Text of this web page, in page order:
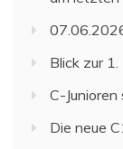
Blick zur
C-
Die neue